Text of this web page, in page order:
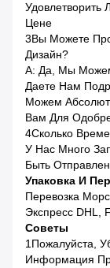
Цене
3Вы Можете
Дизайн?
A: Да, Мы
Даете Нам
Можем
Вам Для
4Сколько
У Нас Много
Быть
Упаковка И
Перевозка
Экспресс DHL,
Советы
1Пожалуйста,
Информация